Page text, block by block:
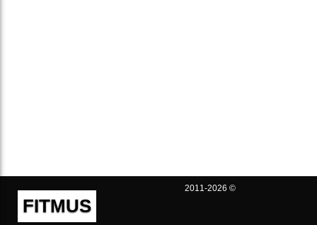
FITMUS
2011-2026 ©